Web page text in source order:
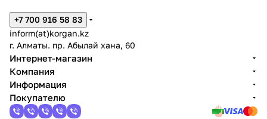
+7 700 916 58 83
inform(at)korgan.kz
г. Алматы. пр. Абылай хана, 60
Интернет-магазин
Компания
Информация
Покупателю